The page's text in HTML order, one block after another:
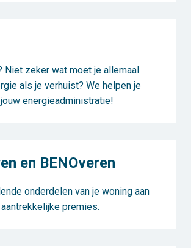
Niet zeker wat moet je allemaal
als je verhuist? We helpen je
energieadministratie!
en BENOveren
onderdelen van je woning aan
premies.